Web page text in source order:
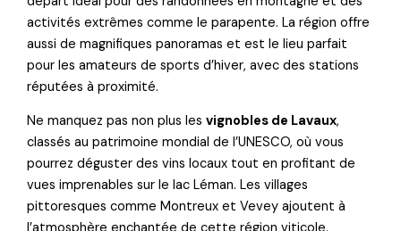
activités extrêmes comme le parapente. La région offre
aussi de magnifiques panoramas et est le lieu parfait
pour les amateurs de sports d’hiver, avec des stations
réputées à proximité.
Ne manquez pas non plus lesvignobles de Lavaux,
classés au patrimoine mondial de l’UNESCO, où vous
pourrez déguster des vins locaux tout en profitant de
vues imprenables sur le lac Léman. Les villages
pittoresques comme Montreux et Vevey ajoutent à